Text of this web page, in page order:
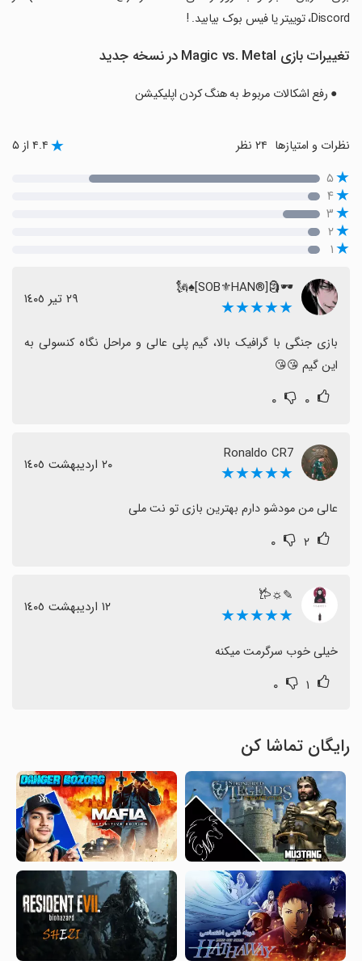
Discord، توییتر یا فیس بوک بیابید. !
تغییرات بازی Magic vs. Metal در نسخه جدید
● رفع اشکالات مربوط به هنگ کردن اپلیکیشن
نظرات و امتیازها ۴.۴ از ۵
۵
۴
۳
۲
۱
🕶🗿[®‌SOB⚜HAN]♠🗽
★★★★★ ٢٩ تیر ١٤٠٥
این گیم 😘😘
۰ ۰
Ronaldo CR7
★★★★★ ٢٠ اردیبهشت ١٤٠٥
عالی من مودشو دارم بهترین بازی تو نت ملی
۲ ۰
✎☼︎𐂂
★★★★★ ١٢ اردیبهشت ١٤٠٥
خیلی خوب سرگرمت میکنه
۱ ۰
رایگان تماشا کن